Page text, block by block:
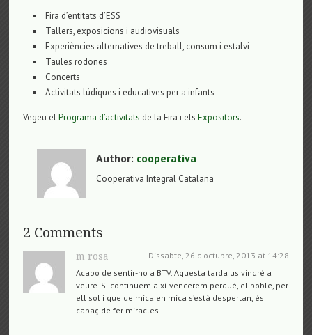
Fira d’entitats d’ESS
Tallers, exposicions i audiovisuals
Experiències alternatives de treball, consum i estalvi
Taules rodones
Concerts
Activitats lúdiques i educatives per a infants
Vegeu elPrograma d’activitats de la Fira i elsExpositors.
Author: cooperativa
Cooperativa Integral Catalana
2 Comments
m rosa
Dissabte, 26 d'octubre, 2013 at 14:28
Acabo de sentir-ho a BTV. Aquesta tarda us vindré a
veure. Si continuem així vencerem perquè, el poble, per
ell sol i que de mica en mica s’està despertan, és
capaç de fer miracles